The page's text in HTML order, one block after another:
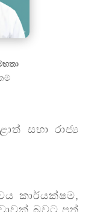
සභා රාජ්‍ය
කාර්යක්ෂම,